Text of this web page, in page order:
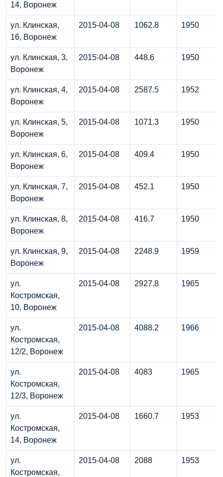
14, Воронеж
ул. Клинская,
16, Воронеж
2015-04-08 1062.8 1950
ул. Клинская, 3,
Воронеж
2015-04-08 448.6 1950
ул. Клинская, 4,
Воронеж
2015-04-08 2587.5 1952
ул. Клинская, 5,
Воронеж
2015-04-08 1071.3 1950
ул. Клинская, 6,
Воронеж
2015-04-08 409.4 1950
ул. Клинская, 7,
Воронеж
2015-04-08 452.1 1950
ул. Клинская, 8,
Воронеж
2015-04-08 416.7 1950
ул. Клинская, 9,
Воронеж
2015-04-08 2248.9 1959
ул.
Костромская,
10, Воронеж
2015-04-08 2927.8 1965
ул.
Костромская,
12/2, Воронеж
2015-04-08 4088.2 1966
ул.
Костромская,
12/3, Воронеж
2015-04-08 4083 1965
ул.
Костромская,
14, Воронеж
2015-04-08 1660.7 1953
ул.
Костромская,
2015-04-08 2088 1953